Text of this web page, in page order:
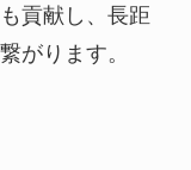
貢献し、長距
がります。